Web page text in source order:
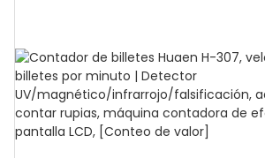
restaurantes.